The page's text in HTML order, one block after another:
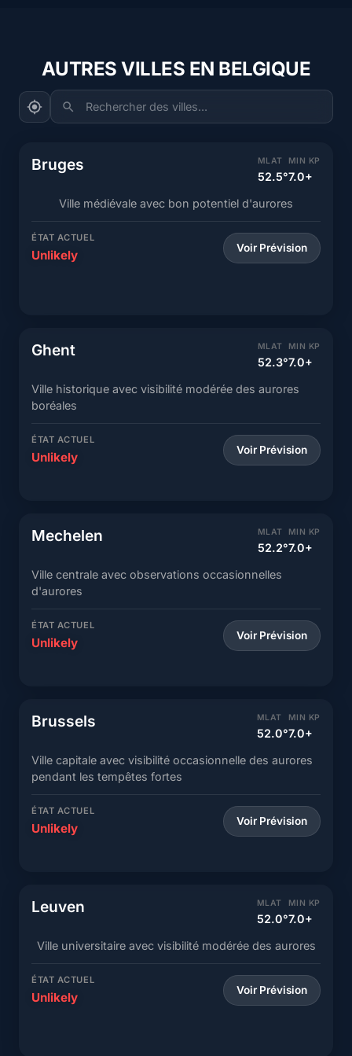
AUTRES VILLES EN BELGIQUE
Rechercher des villes...
Bruges MLAT
52.5°
MIN KP
7.0+
Ville médiévale avec bon potentiel d'aurores
ÉTAT ACTUEL
Unlikely Voir Prévision
Ghent MLAT
52.3°
MIN KP
7.0+
Ville historique avec visibilité modérée des aurores
boréales
ÉTAT ACTUEL
Unlikely Voir Prévision
Mechelen MLAT
52.2°
MIN KP
7.0+
Ville centrale avec observations occasionnelles
d'aurores
ÉTAT ACTUEL
Unlikely Voir Prévision
Brussels MLAT
52.0°
MIN KP
7.0+
Ville capitale avec visibilité occasionnelle des aurores
pendant les tempêtes fortes
ÉTAT ACTUEL
Unlikely Voir Prévision
Leuven MLAT
52.0°
MIN KP
7.0+
Ville universitaire avec visibilité modérée des aurores
ÉTAT ACTUEL
Unlikely Voir Prévision